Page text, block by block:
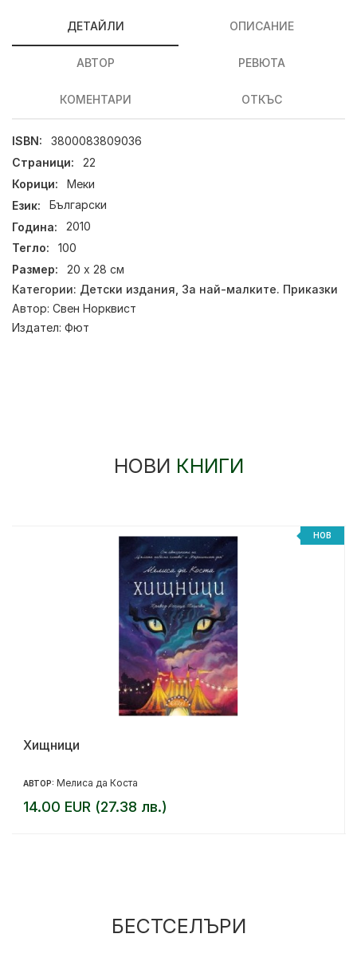
ДЕТАЙЛИ ОПИСАНИЕ
АВТОР РЕВЮТА
КОМЕНТАРИ ОТКЪС
ISBN:
3800083809036
Страници:
22
Корици:
Меки
Език:
Български
Година:
2010
Тегло:
100
Размер:
20 х 28 см
Категории: Детски издания, За най-малките. Приказки
Автор: Свен Норквист
Издател: Фют
НОВИ КНИГИ
НОВ
Хищници
АВТОР: Мелиса да Коста
14.00 EUR (27.38 лв.)
БЕСТСЕЛЪРИ